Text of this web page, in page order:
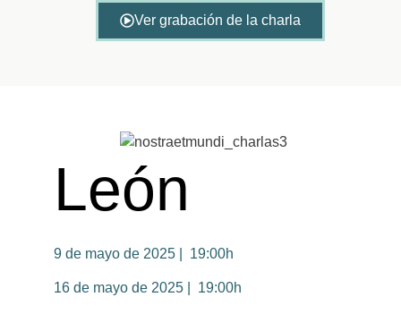
Ver grabación de la charla
León
9 de mayo de 2025 | 19:00h
16 de mayo de 2025 | 19:00h